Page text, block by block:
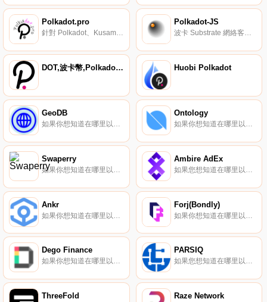
Polkadot.pro
針對 Polkadot、Kusama、Chainx 驗證節點服務。
Polkadot-JS
波卡 Substrate 網絡客戶端的 JavaScript 版本。
DOT,波卡幣,Polkadot NEW Huobi Polkadot
GeoDB
如果你想知道在哪里以當前價格購買GeoDB,目前交易{GeoDB]股票的頂級加密貨幣交易所是Uniswap（V2）。您可以在我們的加密貨幣交易所頁面上找到其他列表。GeoDB是一個去中心化的對等大數據共享生態系統,它將價值回報給創造者和用戶.
Ontology
如果你想知道在哪里以當前價格購買Ontology,目前交易{Ontology]股票的頂級加密貨幣交易所是Binance、OKX、CoinW、Bitrue和ByONTt。您可以在我們的加密貨幣交易所頁面上找到其他列表.
Swaperry
如果你想知道在哪里以當前價格購買Swaperry,目前交易{Swaperry]股票的頂級加密貨幣交易所是PancakeSwap（V2）。您可以在我們的加密貨幣交易所頁面上找到其他列表.
Ambire AdEx
如果您想知道在哪里以當前價格購買AmADXre AdEx,目前交易｛ADXnname｝股票的頂級加密貨幣交易所是Binance、Bitrue、SuperEx、KuCoin和Gate.io。您可以在我們的加密貨幣交易所頁面上找到其他交易所.
Ankr Forj(Bondly)
Dego Finance
如果你想知道在哪里以當前價格購買Dego Finance,目前交易{Dego Finance]股票的頂級加密貨幣交易所是Binance、CoinW、Bitrue、CoinTiger和DigiFinex。您可以在我們的加密貨幣交易所頁面上找到其他列表.
PARSIQ
如果您想知道在哪里以當前價格購買PARSIQ,目前交易｛PRQnname｝股票的頂級加密貨幣交易所是OKX、CoinTiger、KuCoin、Gate.io和XT.COM。您可以在我們的加密貨幣交易所頁面上找到其他交易所.
ThreeFold Raze Network